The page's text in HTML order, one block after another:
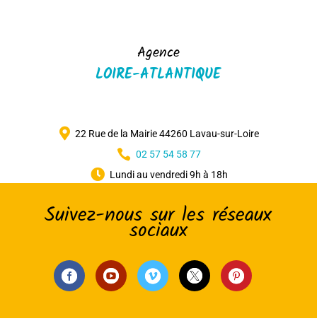
Agence
LOIRE-ATLANTIQUE
 22 Rue de la Mairie 44260 Lavau-sur-Loire
 02 57 54 58 77
 Lundi au vendredi 9h à 18h
Suivez-nous sur les réseaux
sociaux